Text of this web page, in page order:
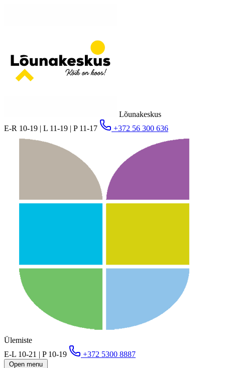
Lõunakeskus
E-R 10-19 | L 11-19 | P 11-17
+372 56 300 636
Ülemiste
E-L 10-21 | P 10-19
+372 5300 8887
Open menu